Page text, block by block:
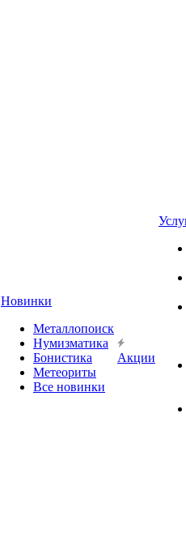
Новинки
Металлопоиск
Нумизматика
Бонистика
Метеориты
Все новинки
Акции